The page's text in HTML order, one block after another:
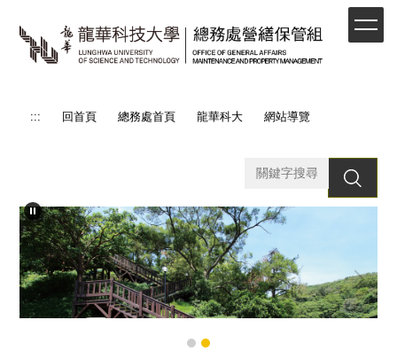
到
::: 回首頁 總務處首頁 龍華科大 網站導覽
搜 尋